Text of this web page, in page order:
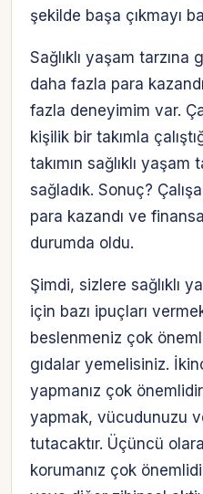
şekilde başa çıkmayı
Sağlıklı yaşam tarzına
daha fazla para
fazla deneyimim var.
kişilik bir takımla
takımın sağlıklı yaşam
sağladık. Sonuç?
para kazandı ve
durumda oldu.
Şimdi, sizlere sağlıklı
için bazı ipuçları
beslenmeniz çok
gıdalar yemelisiniz.
yapmanız çok
yapmak, vücudunuzu
tutacaktır. Üçüncü
korumanız çok